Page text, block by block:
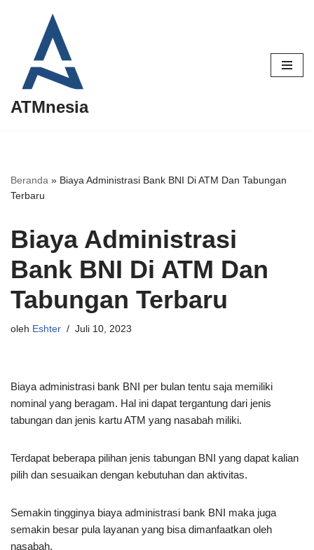
Lompat
konten
ATMnesia
Beranda » Biaya Administrasi Bank BNI Di ATM Dan Tabungan
Terbaru
Biaya Administrasi
Bank BNI Di ATM Dan
Tabungan Terbaru
oleh Eshter Juli 10, 2023
Biaya administrasi bank BNI per bulan tentu saja memiliki
nominal yang beragam. Hal ini dapat tergantung dari jenis
tabungan dan jenis kartu ATM yang nasabah miliki.
Terdapat beberapa pilihan jenis tabungan BNI yang dapat kalian
pilih dan sesuaikan dengan kebutuhan dan aktivitas.
Semakin tingginya biaya administrasi bank BNI maka juga
semakin besar pula layanan yang bisa dimanfaatkan oleh
nasabah.